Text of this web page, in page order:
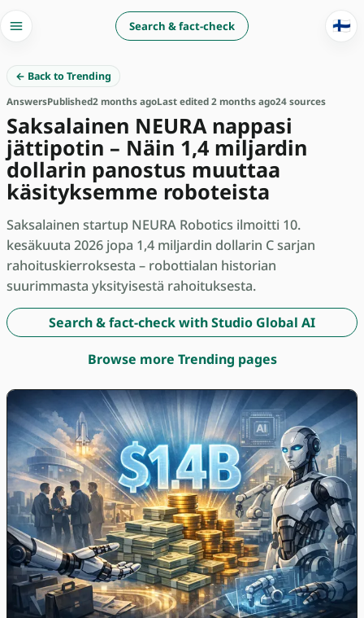
Search & fact-check 🇫🇮
← Back to Trending
AnswersPublished2 months agoLast edited 2 months ago24 sources
Saksalainen NEURA nappasi
jättipotin – Näin 1,4 miljardin
dollarin panostus muuttaa
käsityksemme roboteista
Saksalainen startup NEURA Robotics ilmoitti 10.
kesäkuuta 2026 jopa 1,4 miljardin dollarin C sarjan
rahoituskierroksesta – robottialan historian
suurimmasta yksityisestä rahoituksesta.
Search & fact-check with Studio Global AI
Browse more Trending pages